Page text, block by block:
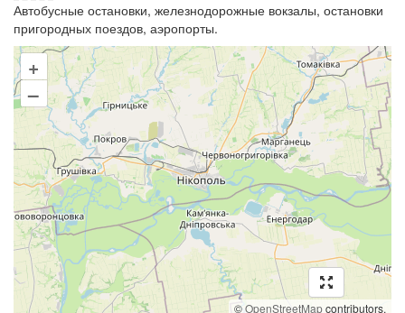
Автобусные остановки, железнодорожные вокзалы, остановки
пригородных поездов, аэропорты.
+
–
©OpenStreetMapcontributors.